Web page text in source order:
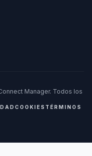
Manager. Todos los
COOKIES TÉRMINOS